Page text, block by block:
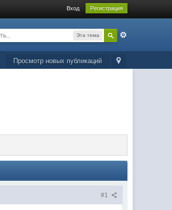
Вход Регистрация
Эта тема
Просмотр новых публикаций
#1